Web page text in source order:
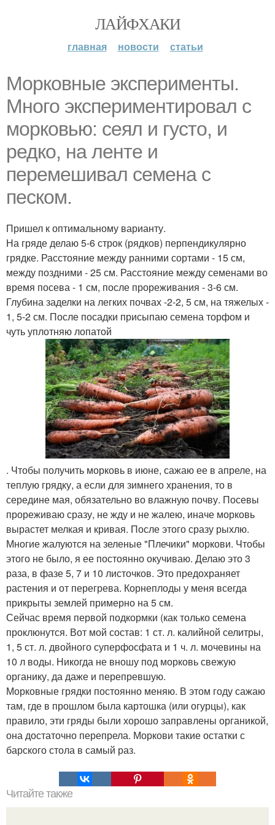
ЛАЙФХАКИ
главная новости статьи
Морковные эксперименты.
Много экспериментировал с
морковью: сеял и густо, и
редко, на ленте и
перемешивал семена с
песком.
Пришел к оптимальному варианту.
На гряде делаю 5-6 строк (рядков) перпендикулярно
грядке. Расстояние между ранними сортами - 15 см,
между поздними - 25 см. Расстояние между семенами во
время посева - 1 см, после прореживания - 3-6 см.
Глубина заделки на легких почвах -2-2, 5 см, на тяжелых -
1, 5-2 см. После посадки присыпаю семена торфом и
чуть уплотняю лопатой
. Чтобы получить морковь в июне, сажаю ее в апреле, на
теплую грядку, а если для зимнего хранения, то в
середине мая, обязательно во влажную почву. Посевы
прореживаю сразу, не жду и не жалею, иначе морковь
вырастет мелкая и кривая. После этого сразу рыхлю.
Многие жалуются на зеленые "Плечики" моркови. Чтобы
этого не было, я ее постоянно окучиваю. Делаю это 3
раза, в фазе 5, 7 и 10 листочков. Это предохраняет
растения и от перегрева. Корнеплоды у меня всегда
прикрыты землей примерно на 5 см.
Сейчас время первой подкормки (как только семена
проклюнутся. Вот мой состав: 1 ст. л. калийной селитры,
1, 5 ст. л. двойного суперфосфата и 1 ч. л. мочевины на
10 л воды. Никогда не вношу под морковь свежую
органику, да даже и перепревшую.
Морковные грядки постоянно меняю. В этом году сажаю
там, где в прошлом была картошка (или огурцы), как
правило, эти гряды были хорошо заправлены органикой,
она достаточно перепрела. Моркови такие остатки с
барского стола в самый раз.
Читайте также